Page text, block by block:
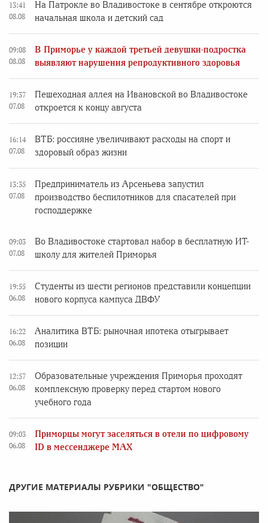
13:41
08.08
На Патрокле во Владивостоке в сентябре откроются
начальная школа и детский сад
09:08
08.08
В Приморье у каждой третьей девушки-подростка
выявляют нарушения репродуктивного здоровья
19:37
07.08
Пешеходная аллея на Ивановской во Владивостоке
откроется к концу августа
16:14
07.08
ВТБ: россияне увеличивают расходы на спорт и
здоровый образ жизни
13:35
07.08
Предприниматель из Арсеньева запустил
производство беспилотников для спасателей при
господдержке
09:03
07.08
Во Владивостоке стартовал набор в бесплатную ИТ-
школу для жителей Приморья
19:55
06.08
Студенты из шести регионов представили концепции
нового корпуса кампуса ДВФУ
16:22
06.08
Аналитика ВТБ: рыночная ипотека отыгрывает
позиции
12:57
06.08
Образовательные учреждения Приморья проходят
комплексную проверку перед стартом нового
учебного года
09:03
06.08
Приморцы могут заселяться в отели по цифровому
ID в мессенджере MAX
ДРУГИЕ МАТЕРИАЛЫ РУБРИКИ "ОБЩЕСТВО"